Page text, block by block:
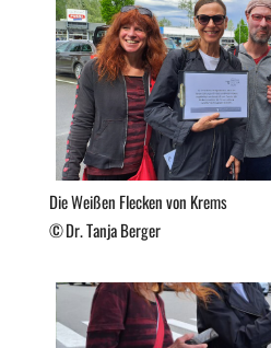
Die Weißen Flecken von Krems
Dr. Tanja Berger